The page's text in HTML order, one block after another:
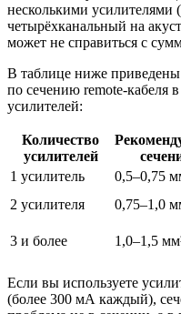
несколькими усилителями
четырёхканальный на
может не справиться с
В таблице ниже
по сечению remote-кабеля
усилителей:
Количество
усилителей
1 усилитель
0,5–0,75
2 усилителя
0,75–1,0
3 и более
1,0–1,5
Если вы используете
(более 300 мА каждый),